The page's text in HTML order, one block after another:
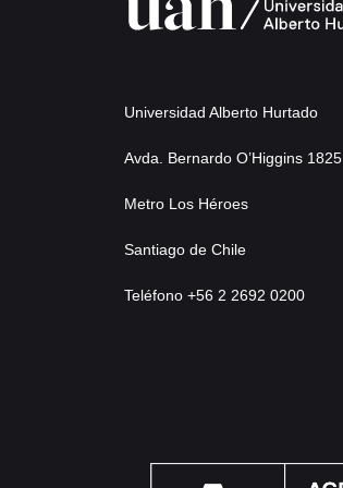
Universidad Alberto Hurtado
Avda. Bernardo O’Higgins 1825
Metro Los Héroes
Santiago de Chile
Teléfono +56 2 2692 0200